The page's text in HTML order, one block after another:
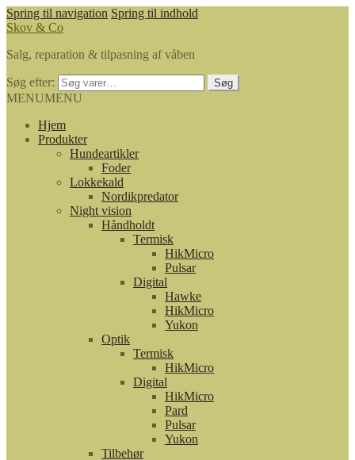
Spring til navigation Spring til indhold
Skov & Co
Salg, reparation & tilpasning af våben
Søg efter: Søg
MENUMENU
Hjem
Produkter
Hundeartikler
Foder
Lokkekald
Nordikpredator
Night vision
Håndholdt
Termisk
HikMicro
Pulsar
Digital
Hawke
HikMicro
Yukon
Optik
Termisk
HikMicro
Digital
HikMicro
Pard
Pulsar
Yukon
Tilbehør